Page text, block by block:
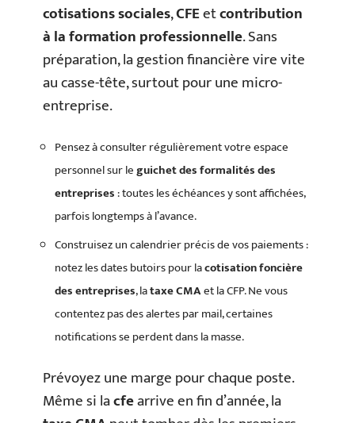
cotisations sociales,CFEetcontribution
à la formation professionnelle. Sans
préparation, la gestion financière vire vite
au casse-tête, surtout pour une micro-
entreprise.
Pensez à consulter régulièrement votre espace
personnel sur leguichet des formalités des
entreprises: toutes les échéances y sont affichées,
parfois longtemps à l’avance.
Construisez un calendrier précis de vos paiements :
notez les dates butoirs pour lacotisation foncière
des entreprises, lataxe CMAet la CFP. Ne vous
contentez pas des alertes par mail, certaines
notifications se perdent dans la masse.
Prévoyez une marge pour chaque poste.
Même si lacfearrive en fin d’année, la